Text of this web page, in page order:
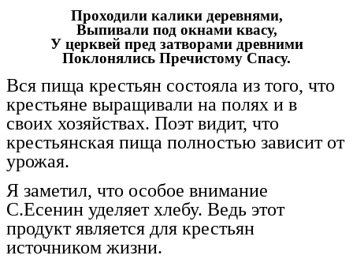
Проходили калики деревнями,
Выпивали под окнами квасу,
У церквей пред затворами древними
Поклонялись Пречистому Спасу.
Вся пища крестьян состояла из того, что
крестьяне выращивали на полях и в
своих хозяйствах. Поэт видит, что
крестьянская пища полностью зависит от
урожая.
Я заметил, что особое внимание
С.Есенин уделяет хлебу. Ведь этот
продукт является для крестьян
источником жизни.